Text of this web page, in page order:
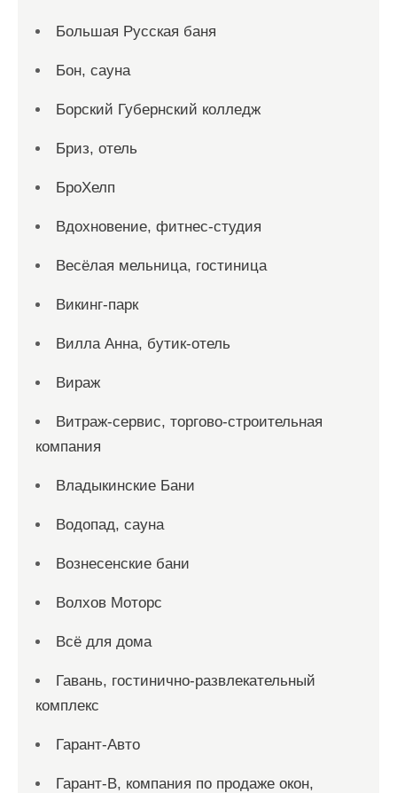
Большая Русская баня
Бон, сауна
Борский Губернский колледж
Бриз, отель
БроХелп
Вдохновение, фитнес-студия
Весёлая мельница, гостиница
Викинг-парк
Вилла Анна, бутик-отель
Вираж
Витраж-сервис, торгово-строительная
компания
Владыкинские Бани
Водопад, сауна
Вознесенские бани
Волхов Моторс
Всё для дома
Гавань, гостинично-развлекательный
комплекс
Гарант-Авто
Гарант-В, компания по продаже окон,